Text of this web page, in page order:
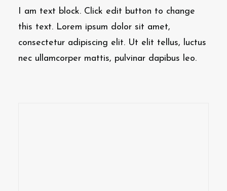
I am text block. Click edit button to change
this text. Lorem ipsum dolor sit amet,
consectetur adipiscing elit. Ut elit tellus, luctus
nec ullamcorper mattis, pulvinar dapibus leo.